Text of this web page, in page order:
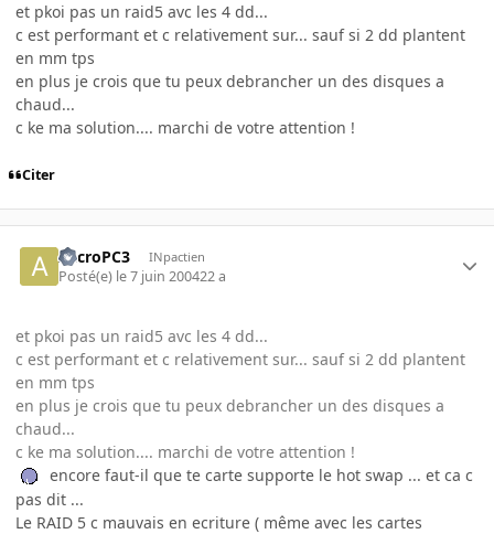
et pkoi pas un raid5 avc les 4 dd...
c est performant et c relativement sur... sauf si 2 dd plantent
en mm tps
en plus je crois que tu peux debrancher un des disques a
chaud...
c ke ma solution.... marchi de votre attention !
Citer
AccroPC3 INpactien
Posté(e) le 7 juin 200422 a
et pkoi pas un raid5 avc les 4 dd...
c est performant et c relativement sur... sauf si 2 dd plantent
en mm tps
en plus je crois que tu peux debrancher un des disques a
chaud...
c ke ma solution.... marchi de votre attention !
encore faut-il que te carte supporte le hot swap ... et ca c
pas dit ...
Le RAID 5 c mauvais en ecriture ( même avec les cartes